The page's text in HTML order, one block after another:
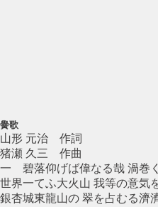
黌歌
山形 元治 作詞
猪瀬 久三 作曲
一 碧落仰げば偉なる哉 渦巻
世界一てふ大火山 我等の意気
銀杏城東龍山の 翠を占むる濟